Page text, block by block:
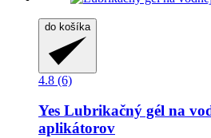
do košíka
4.8 (6)
Yes Lubrikačný gél na
aplikátorov